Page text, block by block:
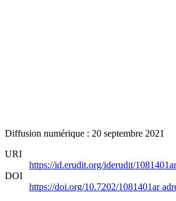
Diffusion numérique : 20 septembre 2021
URI
https://id.erudit.org/iderudit/
DOI
https://doi.org/10.7202/1081401ar